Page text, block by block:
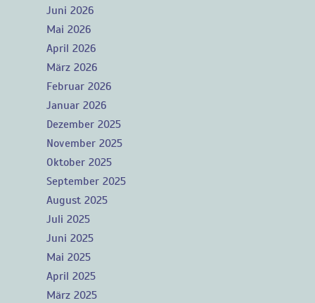
Juni 2026
Mai 2026
April 2026
März 2026
Februar 2026
Januar 2026
Dezember 2025
November 2025
Oktober 2025
September 2025
August 2025
Juli 2025
Juni 2025
Mai 2025
April 2025
März 2025